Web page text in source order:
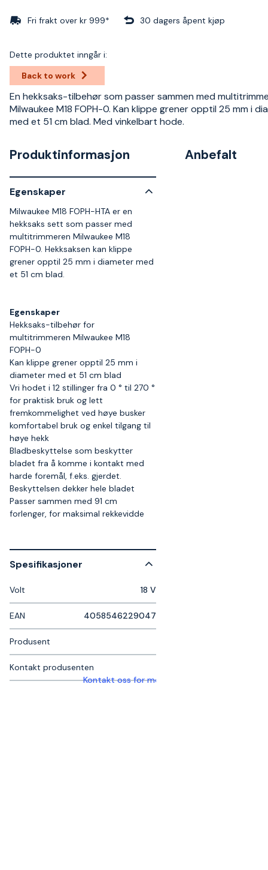
Fri frakt over kr 999* 30 dagers åpent kjøp
Dette produktet inngår i:
Back to work
En hekksaks-tilbehør som passer sammen med
Milwaukee M18 FOPH-0. Kan klippe grener opptil 25 mm i
med et 51 cm blad. Med vinkelbart hode.
Produktinformasjon
Egenskaper
Milwaukee M18 FOPH-HTA er en
hekksaks sett som passer med
multitrimmeren Milwaukee M18
FOPH-0. Hekksaksen kan klippe
grener opptil 25 mm i diameter med
et 51 cm blad.
Egenskaper
Hekksaks-tilbehør for
multitrimmeren Milwaukee M18
FOPH-0
Kan klippe grener opptil 25 mm i
diameter med et 51 cm blad
Vri hodet i 12 stillinger fra 0 ° til 270 °
for praktisk bruk og lett
fremkommelighet ved høye busker
komfortabel bruk og enkel tilgang til
høye hekk
Bladbeskyttelse som beskytter
bladet fra å komme i kontakt med
harde foremål, f.eks. gjerdet.
Beskyttelsen dekker hele bladet
Passer sammen med 91 cm
forlenger, for maksimal rekkevidde
Spesifikasjoner
Volt 18 V
EAN 4058546229047
Produsent
Kontakt produsenten
Kontakt oss for mer informasjon
Anbefalt